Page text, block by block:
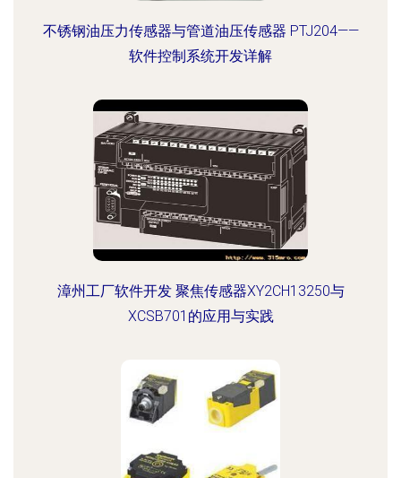
不锈钢油压力传感器与管道油压传感器 PTJ204——
软件控制系统开发详解
漳州工厂软件开发 聚焦传感器XY2CH13250与
XCSB701的应用与实践